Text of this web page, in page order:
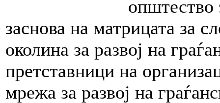
општество
заснова на матрицата за
околина за развој на
претставници на
мрежа за развој на